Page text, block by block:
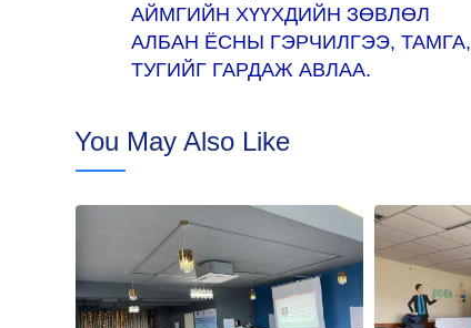
АЙМГИЙН ХҮҮХДИЙН ЗӨВЛӨЛ
АЛБАН ЁСНЫ ГЭРЧИЛГЭЭ, ТАМГА,
ТУГИЙГ ГАРДАЖ АВЛАА.
You May Also Like